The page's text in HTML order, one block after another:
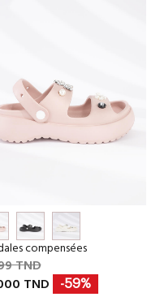
compensées
TND
TND
-59%